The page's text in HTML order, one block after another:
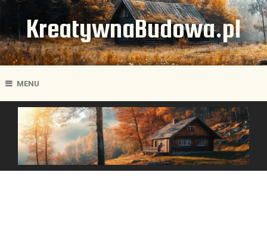
KreatywnaBudowa.pl
MENU